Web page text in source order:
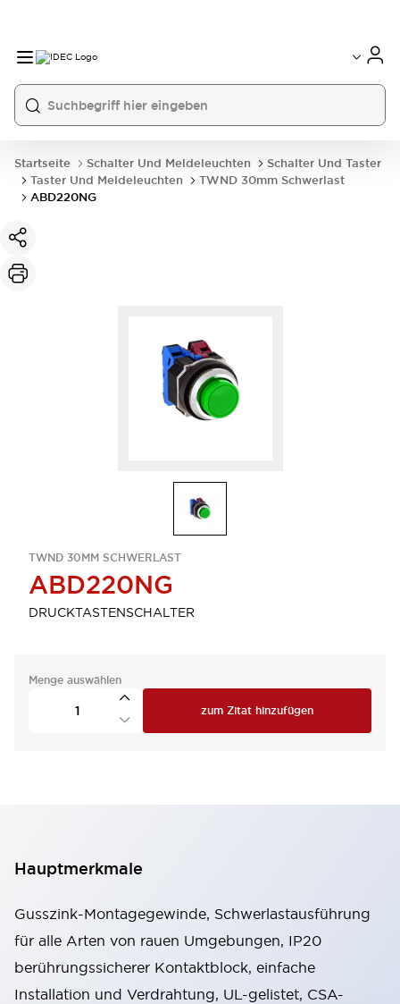
Startseite Schalter Und Meldeleuchten
Schalter Und Taster
Taster Und Meldeleuchten
TWND 30mm Schwerlast
ABD220NG
TWND 30MM SCHWERLAST
ABD220NG
DRUCKTASTENSCHALTER
Menge auswählen
zum Zitat hinzufügen
Hauptmerkmale
Gusszink-Montagegewinde, Schwerlastausführung
für alle Arten von rauen Umgebungen, IP20
berührungssicherer Kontaktblock, einfache
Installation und Verdrahtung, UL-gelistet, CSA-